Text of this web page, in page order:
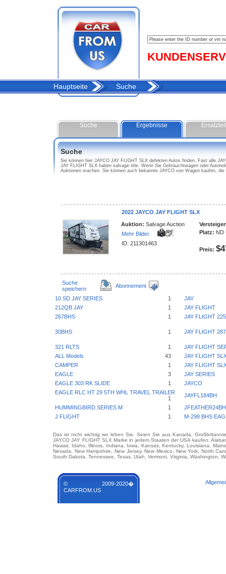
Hauptseite Suche
Suche Ergebnisse
Suche
Sie können hier JAYCO JAY FLIGHT SLX defekten Autos finden. Fast alle
JAY FLIGHT SLX haben salvage title. Wenn Sie Gebrauchtwagen oder
Auktionen machen. Sie können auch bekannte JAYCO von Wagen kaufen,
2022 JAYCO JAY FLIGHT SLX
Auktion: Salvage Auction
Mehr Bilder
ID: 211301463
Platz: ND
Preis:
Suche
speichern
Abonnement
10 SD JAY SERIES 1
JAY
212QB JAY
1
JAY FLIGHT
267BHS
1 JAY FLIGHT
30BHS 1 JAY FLIGHT
321 RLTS 1
JAY FLIGHT
ALL Models
43
JAY FLIGHT
CAMPER
1
JAY FLIGHT
EAGLE
3
JAY SERIES
EAGLE 303 RK SLIDE
1
JAYCO
EAGLE RLC HT 29 5TH WHL TRAVEL TRAILER
1
JAYFL184BH
HUMMINGBIRD SERIES M
1
JFEATHER24BH
J FLIGHT
1 M-298 BHS
Das ist nicht wichtig wo leben Sie. Seien Sie aus Kanada,
JAYCO JAY FLIGHT SLX Marke in jedem Staaten der USA kaufen:
Hawaii, Idaho, Illinois, Indiana, Iowa, Kansas, Kentucky, Louisiana,
Nevada, New Hampshire, New Jersey, New Mexico, New York, North
South Dakota, Tennessee, Texas, Utah, Vermont, Virginia, Washington,
© 2009-2020�
CARFROM.US